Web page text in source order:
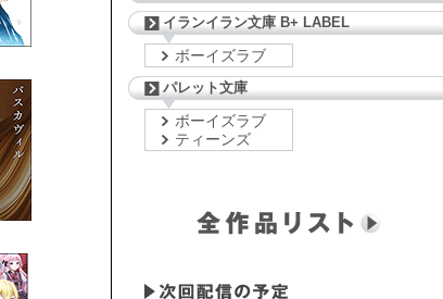
イランイラン文庫 B+ LABEL
ボーイズラブ
パレット文庫
ボーイズラブ
ティーンズ